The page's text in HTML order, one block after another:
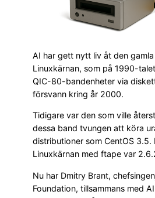
AI har gett nytt liv åt den
Linuxkärnan, som på 1990-
QIC-80-bandenheter via
försvann kring år 2000.
Tidigare var den som ville
dessa band tvungen att köra
distributioner som CentOS 3.5.
Linuxkärnan med ftape var
Nu har Dmitry Brant,
Foundation, tillsammans med